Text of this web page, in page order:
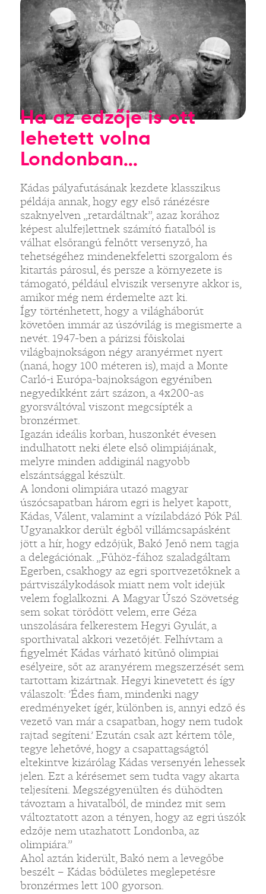
Ha az edzője is ott
lehetett volna
Londonban...
Kádas pályafutásának kezdete klasszikus
példája annak, hogy egy első ránézésre
szaknyelven „retardáltnak”, azaz korához
képest alulfejlettnek számító fiatalból is
válhat elsőrangú felnőtt versenyző, ha
tehetségéhez mindenekfeletti szorgalom és
kitartás párosul, és persze a környezete is
támogató, például elviszik versenyre akkor is,
amikor még nem érdemelte azt ki.
Így történhetett, hogy a világháborút
követően immár az úszóvilág is megismerte a
nevét. 1947-ben a párizsi főiskolai
világbajnokságon négy aranyérmet nyert
(naná, hogy 100 méteren is), majd a Monte
Carló-i Európa-bajnokságon egyéniben
negyedikként zárt százon, a 4x200-as
gyorsváltóval viszont megcsípték a
bronzérmet.
Igazán ideális korban, huszonkét évesen
indulhatott neki élete első olimpiájának,
melyre minden addiginál nagyobb
elszántsággal készült.
A londoni olimpiára utazó magyar
úszócsapatban három egri is helyet kapott,
Kádas, Válent, valamint a vízilabdázó Pók Pál.
Ugyanakkor derült égből villámcsapásként
jött a hír, hogy edzőjük, Bakó Jenő nem tagja
a delegációnak. „Fűhöz-fához szaladgáltam
Egerben, csakhogy az egri sportvezetőknek a
pártviszálykodások miatt nem volt idejük
velem foglalkozni. A Magyar Úszó Szövetség
sem sokat törődött velem, erre Géza
unszolására felkerestem Hegyi Gyulát, a
sporthivatal akkori vezetőjét. Felhívtam a
figyelmét Kádas várható kitűnő olimpiai
esélyeire, sőt az aranyérem megszerzését sem
tartottam kizártnak. Hegyi kinevetett és így
válaszolt: ’Édes fiam, mindenki nagy
eredményeket ígér, különben is, annyi edző és
vezető van már a csapatban, hogy nem tudok
rajtad segíteni.’ Ezután csak azt kértem tőle,
tegye lehetővé, hogy a csapattagságtól
eltekintve kizárólag Kádas versenyén lehessek
jelen. Ezt a kérésemet sem tudta vagy akarta
teljesíteni. Megszégyenülten és dühödten
távoztam a hivatalból, de mindez mit sem
változtatott azon a tényen, hogy az egri úszók
edzője nem utazhatott Londonba, az
olimpiára.”
Ahol aztán kiderült, Bakó nem a levegőbe
beszélt – Kádas bődületes meglepetésre
bronzérmes lett 100 gyorson.